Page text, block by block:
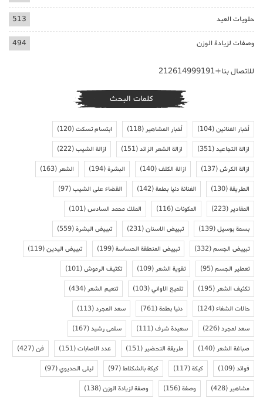
حلويات العيد 513
وصفات لزيادة الوزن 494
للاتصال بنا+212614999191
كلمات البحث
أخبار الفنانين(104) أخبار المشاهير(118) ابتسام تسكت(120)
ازالة التجاعيد(351) ازالة الشعر الزائد(151) ازالة الشيب(222)
ازالة الكرش(137) ازالة الكلف(140) البشرة(194) الشعر(163)
الطريقة(130) الفنانة دنيا بطمة(142) القضاء على الشيب(97)
المقادير(223) المكونات(116) الملك محمد السادس(101)
بسمة بوسيل(139) تبييض الاسنان(231) تبييض البشرة(559)
تبييض الجسم(332) تبييض المنطقة الحساسة(199) تبييض اليدين(119)
تعطير الجسم(95) تقوية الشعر(109) تكثيف الرموش(101)
تكثيف الشعر(195) تلميع الاواني(103) تنعيم الشعر(434)
حالات الشفاء(124) دنيا بطمة(761) سعد المجرد(113)
سعد لمجرد(226) سعيدة شرف(111) سلمى رشيد(167)
صباغة الشعر(140) طريقة التحضير(151) عدد الاصابات(151) فن(427)
فوائد(109) كيكة(117) كيكة بالشكلاط(97) ليلى الحديوي(97)
مشاهير(428) وصفة(156) وصفة لزيادة الوزن(138)